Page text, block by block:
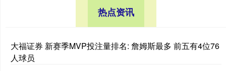
热点资讯
大福证券 新赛季MVP投注量排名: 詹姆斯最多 前五有4位76
人球员